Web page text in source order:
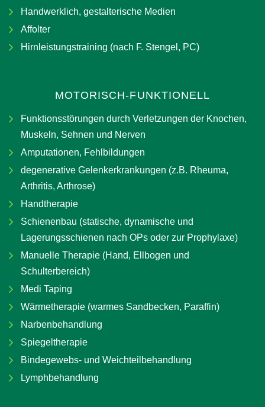
Handwerklich, gestalterische Medien
Affolter
Hirnleistungstraining (nach F. Stengel, PC)
MOTORISCH-FUNKTIONELL
Funktionsstörungen durch Verletzungen der Knochen,
Muskeln, Sehnen und Nerven
Amputationen, Fehlbildungen
degenerative Gelenkerkrankungen (z.B. Rheuma,
Arthritis, Arthrose)
Handtherapie
Schienenbau (statische, dynamische und
Lagerungsschienen nach OPs oder zur Prophylaxe)
Manuelle Therapie (Hand, Ellbogen und
Schulterbereich)
Medi Taping
Wärmetherapie (warmes Sandbecken, Paraffin)
Narbenbehandlung
Spiegeltherapie
Bindegewebs- und Weichteilbehandlung
Lymphbehandlung